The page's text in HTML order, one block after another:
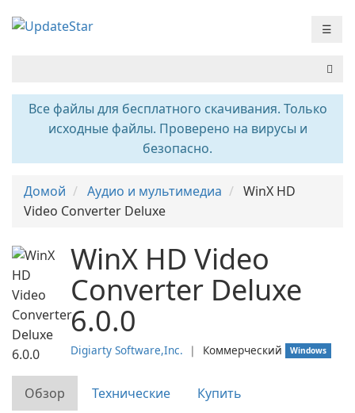
☰
Все файлы для бесплатного скачивания. Только
исходные файлы. Проверено на вирусы и
безопасно.
Домой Аудио и мультимедиа
WinX HD
Video Converter Deluxe
WinX HD Video
Converter Deluxe
6.0.0
Digiarty Software,Inc. ❘ Коммерческий Windows
Обзор Технические
Купить